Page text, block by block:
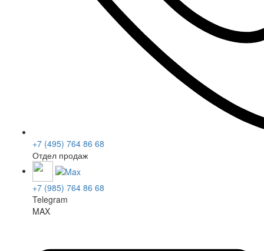
+7 (495) 764 86 68
Отдел продаж
+7 (985) 764 86 68
Telegram
MAX